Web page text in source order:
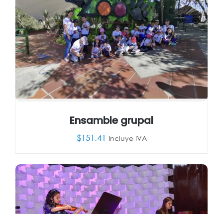
AÑADIR AL CARRITO / DETALLES
Ensamble grupal
$151.41 Incluye IVA